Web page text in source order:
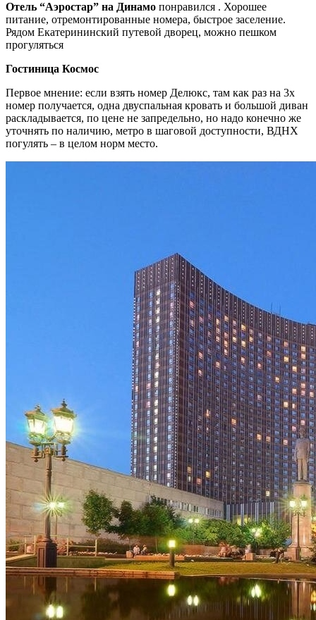
Отель “Аэростар” на Динамо понравился . Хорошее
питание, отремонтированные номера, быстрое заселение.
Рядом Екатерининский путевой дворец, можно пешком
прогуляться
Гостиница Космос
Первое мнение: если взять номер Делюкс, там как раз на 3х
номер получается, одна двуспальная кровать и большой диван
раскладывается, по цене не запредельно, но надо конечно же
уточнять по наличию, метро в шаговой доступности, ВДНХ
погулять – в целом норм место.